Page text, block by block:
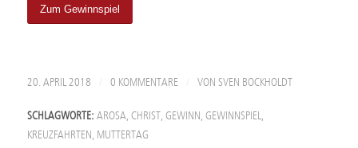
Zum Gewinnspiel
20. APRIL 2018 0 KOMMENTARE VON SVEN BOCKHOLDT
SCHLAGWORTE: AROSA, CHRIST , GEWINN , GEWINNSPIEL,
KREUZFAHRTEN , MUTTERTAG